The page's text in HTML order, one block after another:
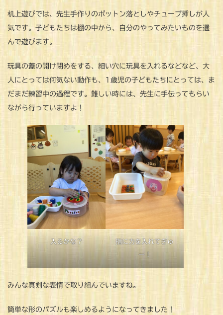
机上遊びでは、先生手作りのポットン落としやチューブ挿しが人
気です。子どもたちは棚の中から、自分のやってみたいものを選
んで遊びます。
玩具の蓋の開け閉めをする、細い穴に玩具を入れるなどなど、大
人にとっては何気ない動作も、1歳児の子どもたちにとっては、ま
だまだ練習中の過程です。難しい時には、先生に手伝ってもらい
ながら行っていますよ！
入るかな？
指に力を入れてぎゅ
ー！
みんな真剣な表情で取り組んでいますね。
簡単な形のパズルも楽しめるようになってきました！